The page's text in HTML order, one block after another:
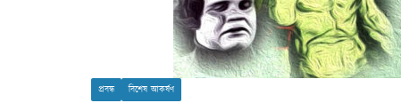
প্রবন্ধ বিশেষ আকর্ষণ